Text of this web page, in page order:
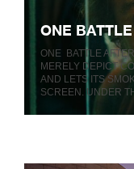
ONE
ONE BATTLE
MERELY DEPICT
AND LETS ITS
SCREEN. UNDER